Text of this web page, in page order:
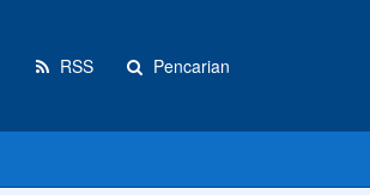
RSS Pencarian